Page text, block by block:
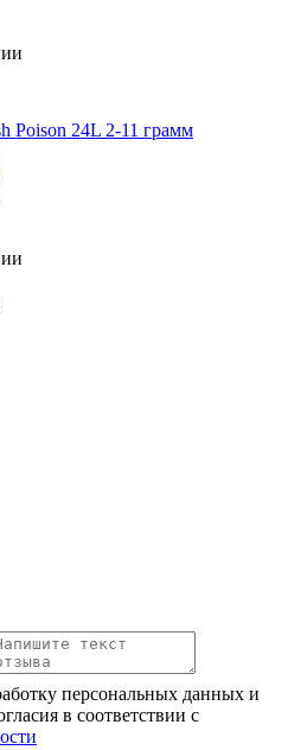
Poison 24L 2-11 грамм
персональных данных и
в соответствии с